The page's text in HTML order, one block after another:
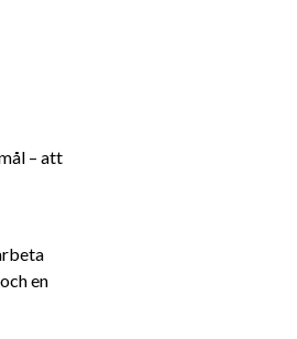
– att
en